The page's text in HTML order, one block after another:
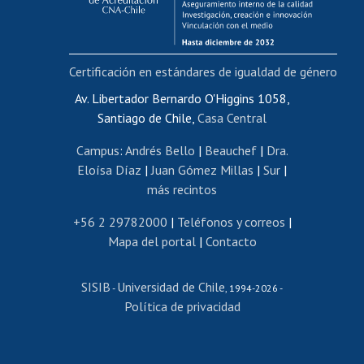
Funcionarias/os
Cursos internos de capacitación
Bienestar del personal
Portal de movilidad interna
Certificado de renta
Certificado de renta honorarios
Editar páginas blancas
Extranjeras/os
Revalidación y reconocimiento de títulos
Postulación al Programa de Movilidad Estudiantil
Cursos de español
Av. Libertador Bernardo O'Higgins 1058,
Santiago de Chile, Casa Central
Campus: Andrés Bello | Beauchef| Dra.
Eloísa Díaz | Juan Gómez Millas | Sur |
más recintos
+56 2 29782000 | Teléfonos y correos |
Mapa del portal| Contacto
SISIB - Universidad de Chile , 1994-2026 -
Política de privacidad
Certificación en estándares de igualdad de género